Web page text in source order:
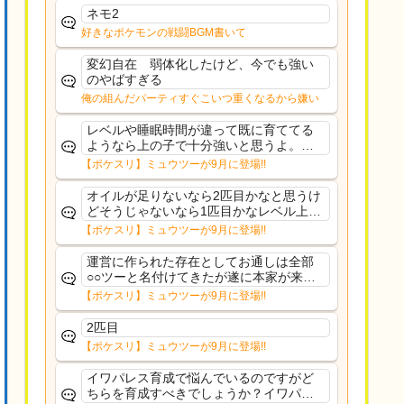
ネモ2
好きなポケモンの戦闘BGM書いて
変幻自在 弱体化したけど、今でも強い
のやばすぎる
俺の組んだパーティすぐこいつ重くなるから嫌い
レベルや睡眠時間が違って既に育ててる
ようなら上の子で十分強いと思うよ。ヒ
ーラーであれば常駐適正高いからおてぼ
欲しいけど、イワパはカレー週かサラダ
週の補助がメインだし、金種入れてるな
ら育て直す必要もない...
【ポケスリ】ミュウツーが9月に登場!!
オイルが足りないなら2匹目かなと思うけ
どそうじゃないなら1匹目かなレベル上げ
もしんどいし
【ポケスリ】ミュウツーが9月に登場!!
運営に作られた存在としてお通しは全部
○○ツーと名付けてきたが遂に本家が来て
しまった
【ポケスリ】ミュウツーが9月に登場!!
2匹目
【ポケスリ】ミュウツーが9月に登場!!
イワパレス育成で悩んでいるのですがど
ちらを育成すべきでしょうか？イワパレ